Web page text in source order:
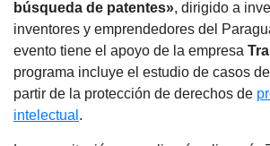
búsqueda de patentes», dirigido a
inventores y emprendedores del
evento tiene el apoyo de la empresa
programa incluye el estudio de casos
partir de la protección de derechos de
intelectual .